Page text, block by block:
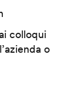
colloqui
o